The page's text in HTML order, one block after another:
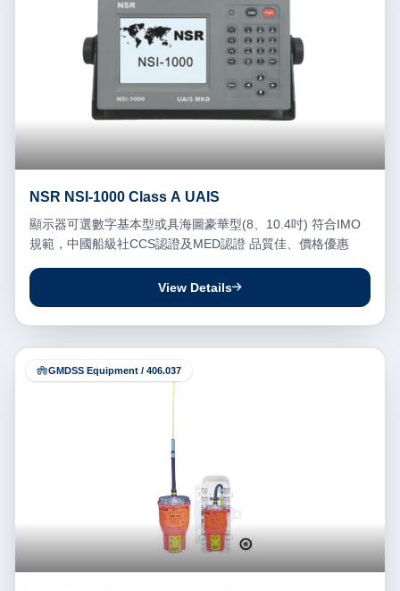
NSR NSI-1000 Class A UAIS
顯示器可選數字基本型或具海圖豪華型(8、10.4吋) 符合IMO
規範，中國船級社CCS認證及MED認證 品質佳、價格優惠
View Details
GMDSS Equipment / 406.037